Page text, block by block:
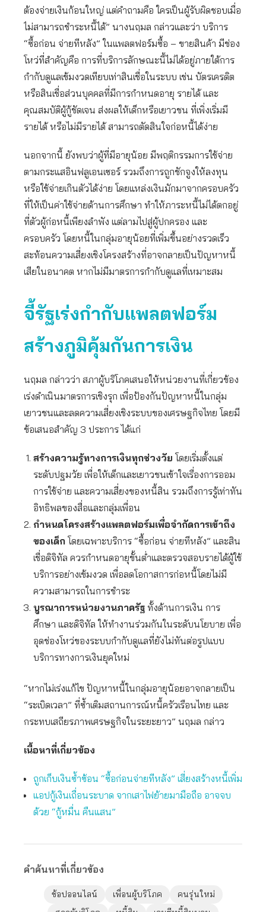
ต้องจ่ายเงินก้อนใหญ่ แต่คำถามคือ ใครเป็นผู้รับผิดชอบเมื่อ
ไม่สามารถชำระหนี้ได้” นางนฤมล กล่าวและว่า บริการ
“ซื้อก่อน จ่ายทีหลัง” ในแพลตฟอร์มซื้อ – ขายสินค้า มีช่อง
โหว่ที่สำคัญคือ การที่บริการลักษณะนี้ไม่ได้อยู่ภายใต้การ
กำกับดูแลเข้มงวดเทียบเท่าสินเชื่อในระบบ เช่น บัตรเครดิต
หรือสินเชื่อส่วนบุคคลที่มีการกำหนดอายุ รายได้ และ
คุณสมบัติผู้กู้ชัดเจน ส่งผลให้เด็กหรือเยาวชน ที่เพิ่งเริ่มมี
รายได้ หรือไม่มีรายได้ สามารถตัดสินใจก่อหนี้ได้ง่าย
นอกจากนี้ ยังพบว่าผู้ที่มีอายุน้อย มีพฤติกรรมการใช้จ่าย
ตามกระแสอินฟลูเอนเซอร์ รวมถึงการถูกชักจูงให้ลงทุน
หรือใช้จ่ายเกินตัวได้ง่าย โดยแหล่งเงินมักมาจากครอบครัว
ที่ให้เป็นค่าใช้จ่ายด้านการศึกษา ทำให้ภาระหนี้ไม่ได้ตกอยู่
ที่ตัวผู้ก่อหนี้เพียงลำพัง แต่ลามไปสู่ผู้ปกครอง และ
ครอบครัว โดยหนี้ในกลุ่มอายุน้อยที่เพิ่มขึ้นอย่างรวดเร็ว
สะท้อนความเสี่ยงเชิงโครงสร้างที่อาจกลายเป็นปัญหาหนี้
เสียในอนาคต หากไม่มีมาตรการกำกับดูแลที่เหมาะสม
จี้รัฐเร่งกำกับแพลตฟอร์ม
สร้างภูมิคุ้มกันการเงิน
นฤมล กล่าวว่า สภาผู้บริโภคเสนอให้หน่วยงานที่เกี่ยวข้อง
เร่งดำเนินมาตรการเชิงรุก เพื่อป้องกันปัญหาหนี้ในกลุ่ม
เยาวชนและลดความเสี่ยงเชิงระบบของเศรษฐกิจไทย โดยมี
ข้อเสนอสำคัญ 3 ประการ ได้แก่
สร้างความรู้ทางการเงินทุกช่วงวัย โดยเริ่มตั้งแต่
ระดับปฐมวัย เพื่อให้เด็กและเยาวชนเข้าใจเรื่องการออม
การใช้จ่าย และความเสี่ยงของหนี้สิน รวมถึงการรู้เท่าทัน
อิทธิพลของสื่อและกลุ่มเพื่อน
กำหนดโครงสร้างแพลตฟอร์มเพื่อจำกัดการเข้าถึง
ของเด็ก โดยเฉพาะบริการ “ซื้อก่อน จ่ายทีหลัง” และสิน
เชื่อดิจิทัล ควรกำหนดอายุขั้นต่ำและตรวจสอบรายได้ผู้ใช้
บริการอย่างเข้มงวด เพื่อลดโอกาสการก่อหนี้โดยไม่มี
ความสามารถในการชำระ
บูรณาการหน่วยงานภาครัฐ ทั้งด้านการเงิน การ
ศึกษา และดิจิทัล ให้ทำงานร่วมกันในระดับนโยบาย เพื่อ
อุดช่องโหว่ของระบบกำกับดูแลที่ยังไม่ทันต่อรูปแบบ
บริการทางการเงินยุคใหม่
“หากไม่เร่งแก้ไข ปัญหาหนี้ในกลุ่มอายุน้อยอาจกลายเป็น
“ระเบิดเวลา” ที่ซ้ำเติมสถานการณ์หนี้ครัวเรือนไทย และ
กระทบเสถียรภาพเศรษฐกิจในระยะยาว” นฤมล กล่าว
เนื้อหาที่เกี่ยวข้อง
ถูกเก็บเงินซ้ำซ้อน “ซื้อก่อนจ่ายทีหลัง” เสี่ยงสร้างหนี้เพิ่ม
แอปกู้เงินเถื่อนระบาด จากเสาไฟย้ายมามือถือ อาจจบ
ด้วย “กู้หมื่น คืนแสน”
คำค้นหาที่เกี่ยวข้อง
ช้อปออนไลน์ เพื่อนผู้บริโภค
คนรุ่นใหม่